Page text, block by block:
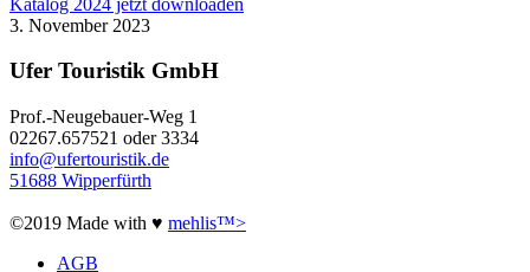
3. November 2023
Ufer Touristik GmbH
Prof.-Neugebauer-Weg 1
02267.657521 oder 3334
info@ufertouristik.de
51688 Wipperfürth
©2019 Made with ♥ mehlis™>
AGB